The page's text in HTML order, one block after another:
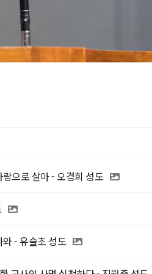
으로 살아 - 오경희 성도
- 유슬초 성도